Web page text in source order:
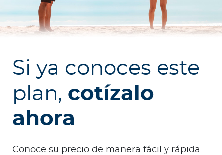
s
a
Ingresar a Mi Bupa
Para Clientes
Para Agentes
Si ya conoces este
plan, cotízalo
ahora
Conoce su precio de manera fácil y rápida